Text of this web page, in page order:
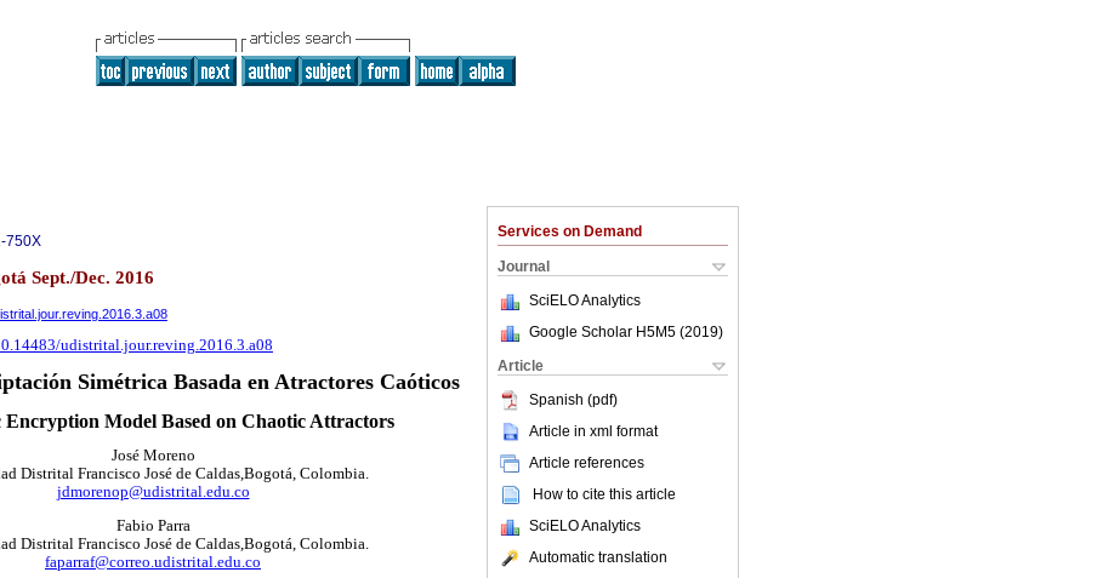
Services on Demand
Journal
SciELO Analytics
Google Scholar H5M5 (2019)
Article
Spanish (pdf)
Article in xml format
Article references
How to cite this article
SciELO Analytics
Automatic translation
750X
Sept./Dec. 2016
udistrital.jour.reving.2016.3.a08
Simétrica Basada en Atractores Caóticos
Encryption Model Based on Chaotic Attractors
José Moreno
Distrital Francisco José de Caldas,Bogotá, Colombia.
jdmorenop@udistrital.edu.co
Fabio Parra
Distrital Francisco José de Caldas,Bogotá, Colombia.
faparraf@correo.udistrital.edu.co